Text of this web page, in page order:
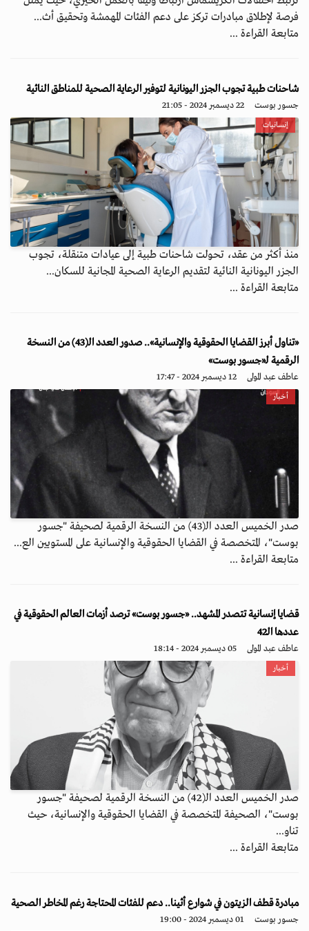
فرصة لإطلاق مبادرات تركز على دعم الفئات المهمشة وتحقيق أث...
متابعة القراءة ...
شاحنات طبية تجوب الجزر اليونانية لتوفير الرعاية الصحية للمناطق النائية
جسور بوست 22 ديسمبر 2024 - 21:05
إنسانيات
منذ أكثر من عقد، تحولت شاحنات طبية إلى عيادات متنقلة، تجوب
الجزر اليونانية النائية لتقديم الرعاية الصحية المجانية للسكان...
متابعة القراءة ...
«تناول أبرز القضايا الحقوقية والإنسانية».. صدور العدد الـ(43) من النسخة
الرقمية لـ«جسور بوست»
عاطف عبد المولى 12 ديسمبر 2024 - 17:47
أخبار
صدر الخميس العدد الـ(43) من النسخة الرقمية لصحيفة "جسور
بوست"، المتخصصة في القضايا الحقوقية والإنسانية على المستويين الع...
متابعة القراءة ...
قضايا إنسانية تتصدر المشهد.. «جسور بوست» ترصد أزمات العالم الحقوقية في
عددها الـ42
عاطف عبد المولى 05 ديسمبر 2024 - 18:14
أخبار
صدر الخميس العدد الـ(42) من النسخة الرقمية لصحيفة "جسور
بوست"، الصحيفة المتخصصة في القضايا الحقوقية والإنسانية، حيث
تناو...
متابعة القراءة ...
مبادرة قطف الزيتون في شوارع أثينا.. دعم للفئات المحتاجة رغم المخاطر الصحية
جسور بوست 01 ديسمبر 2024 - 19:00